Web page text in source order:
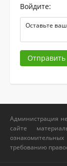
Войдите:
Отправить
Администрация
сайте
требованию